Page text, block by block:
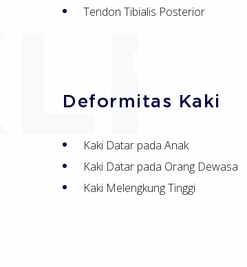
Tendon Tibialis Posterior
Deformitas Kaki
Kaki Datar pada Anak
Kaki Datar pada Orang Dewasa
Kaki Melengkung Tinggi